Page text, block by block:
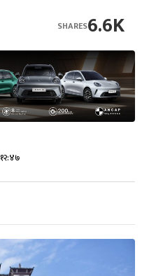
6.6K
SHARES